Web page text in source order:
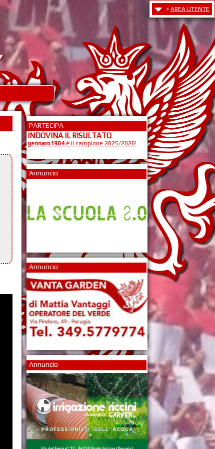
> AREA UTENTE
PARTECIPA
INDOVINA IL RISULTATO
gennaro1904è il campione 2025/2026!
Annuncio
Annuncio
Annuncio